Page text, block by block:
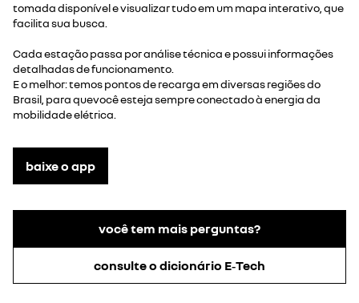
tomada disponível e visualizar tudo em um mapa interativo, que
facilita sua busca.
Cada estação passa por análise técnica e possui informações
detalhadas de funcionamento.
E o melhor: temos pontos de recarga em diversas regiões do
Brasil, para quevocê esteja sempre conectado à energia da
mobilidade elétrica.
baixe o app
você tem mais perguntas?
consulte o dicionário E‑Tech